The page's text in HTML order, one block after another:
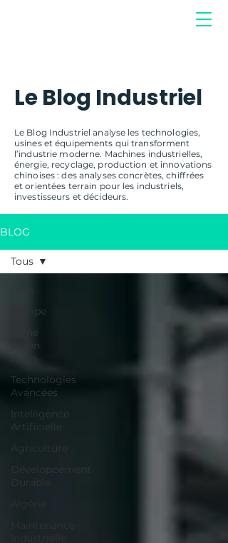
Le Blog Industriel
Le Blog Industriel analyse les technologies,
usines et équipements qui transforment
l’industrie moderne. Machines industrielles,
énergie, recyclage, production et innovations
chinoises : des analyses concrètes, chiffrées
et orientées terrain pour les industriels,
investisseurs et décideurs.
BLOG
Europe
Usine
clé en
main
Technologies
Avancées
Intelligence
Artificielle
Agriculture
Développement
Durable
Algérie
Maintenance
Industrielle
Tous